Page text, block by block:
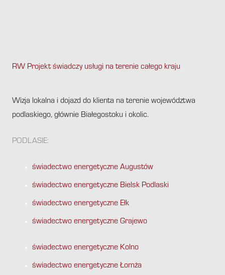
RW Projekt świadczy usługi na terenie całego kraju
Wizja lokalna i dojazd do klienta na terenie województwa
podlaskiego, głównie Białegostoku i okolic.
PODLASIE:
świadectwo energetyczne Augustów
świadectwo energetyczne Bielsk Podlaski
świadectwo energetyczne Ełk
świadectwo energetyczne Grajewo
świadectwo energetyczne Kolno
świadectwo energetyczne Łomża